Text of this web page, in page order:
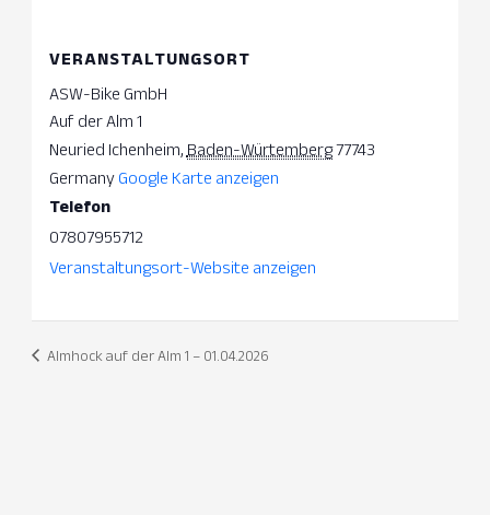
VERANSTALTUNGSORT
ASW-Bike GmbH
Auf der Alm 1
Neuried Ichenheim, Baden-Würtemberg77743
Germany Google Karte anzeigen
Telefon
07807955712
Veranstaltungsort-Website anzeigen
Almhock auf der Alm 1 – 01.04.2026